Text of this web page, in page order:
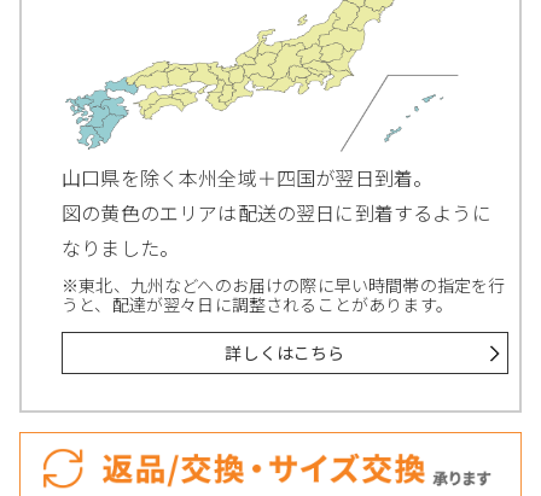
山口県を除く本州全域＋四国が翌日到着。
図の黄色のエリアは配送の翌日に到着するように
なりました。
※東北、九州などへのお届けの際に早い時間帯の指定を行
うと、配達が翌々日に調整されることがあります。
詳しくはこちら